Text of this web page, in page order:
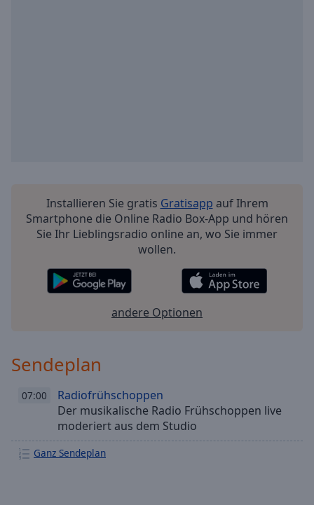
Installieren Sie gratis Gratisapp auf Ihrem
Smartphone die Online Radio Box-App und hören
Sie Ihr Lieblingsradio online an, wo Sie immer
wollen.
andere Optionen
Sendeplan
07:00
Radiofrühschoppen
Der musikalische Radio Frühschoppen live
moderiert aus dem Studio
Ganz Sendeplan